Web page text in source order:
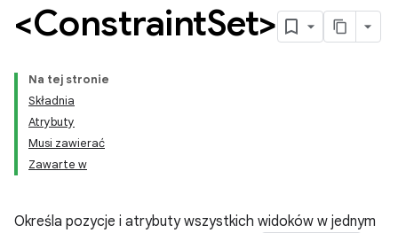
<ConstraintSet>
Na tej stronie
Składnia
Atrybuty
Musi zawierać
Zawarte w
Określa pozycje i atrybuty wszystkich widoków w jednym